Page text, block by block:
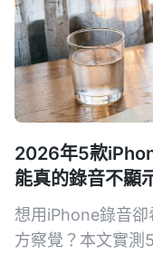
2026年5款
能真的錄音不顯
想用iPhone錄音
方察覺？本文實測